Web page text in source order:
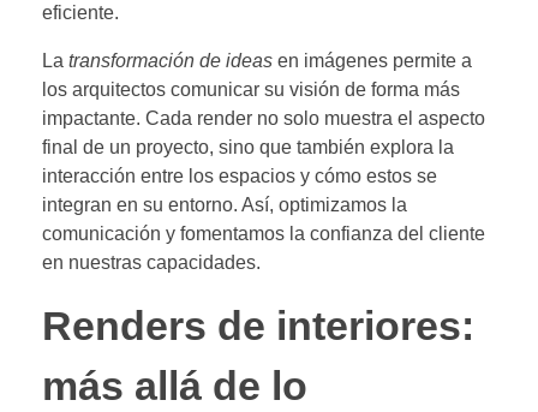
eficiente.
La transformación de ideas en imágenes permite a
los arquitectos comunicar su visión de forma más
impactante. Cada render no solo muestra el aspecto
final de un proyecto, sino que también explora la
interacción entre los espacios y cómo estos se
integran en su entorno. Así, optimizamos la
comunicación y fomentamos la confianza del cliente
en nuestras capacidades.
Renders de interiores:
más allá de lo